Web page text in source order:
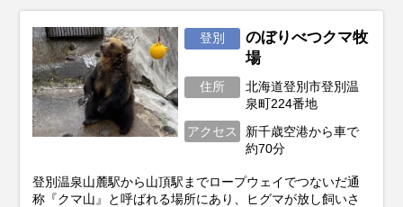
登別
のぼりべつクマ牧
場
住所
北海道登別市登別温
泉町224番地
アクセス
新千歳空港から車で
約70分
登別温泉山麓駅から山頂駅までロープウェイでつないだ通
称『クマ山』と呼ばれる場所にあり、ヒグマが放し飼いさ